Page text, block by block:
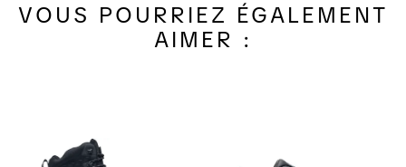
VOUS POURRIEZ ÉGALEMENT
AIMER :